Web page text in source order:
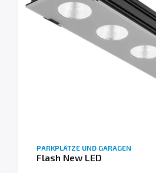
PARKPLÄTZE UND GARAGEN
Flash New LED